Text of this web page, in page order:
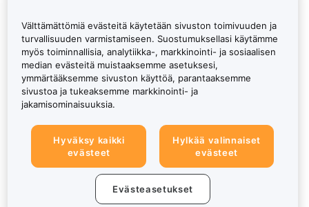
Välttämättömiä evästeitä käytetään sivuston toimivuuden ja
turvallisuuden varmistamiseen. Suostumuksellasi käytämme
myös toiminnallisia, analytiikka-, markkinointi- ja sosiaalisen
median evästeitä muistaaksemme asetuksesi,
ymmärtääksemme sivuston käyttöä, parantaaksemme
sivustoa ja tukeaksemme markkinointi- ja
jakamisominaisuuksia.
Hyväksy kaikki
evästeet
Hylkää valinnaiset
evästeet
Evästeasetukset